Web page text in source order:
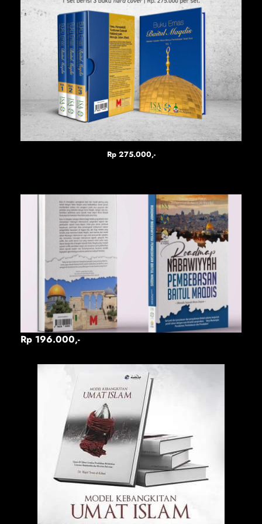
Rp 275.000,-
Rp 196.000,-